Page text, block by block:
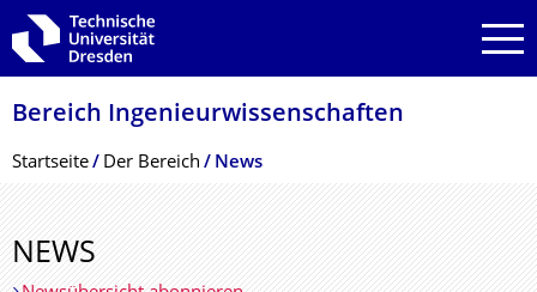
Zur Hauptnavigation springen
Zur Suche springen
Zum Inhalt springen
Bereich Ingenieur­wissen­schaften
Breadcrumb-Menü
Startseite Der Bereich News
NEWS